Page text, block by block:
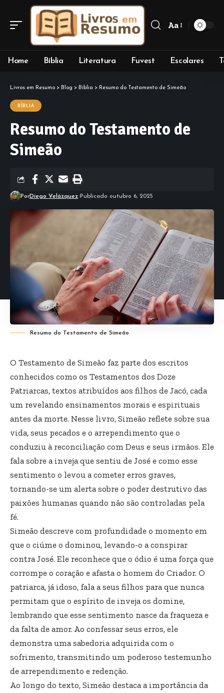
Font
Aa
Home Bíblia Literatura Fuvest Escolares
Livros em Resumo > Blog > Bíblia > Resumo do Testamento de Simeão
BÍBLIA
Resumo do Testamento de
Simeão
PorDiego Velázquez Publicado outubro 6, 2025
Resumo do Testamento de Simeão
O Testamento de Simeão faz parte dos escritos
conhecidos como os Testamentos dos Doze
Patriarcas, textos atribuídos aos filhos de Jacó, cada
um revelando ensinamentos morais e espirituais
antes da morte. Nesse livro, Simeão reflete sobre sua
vida, seus pecados e o arrependimento que o
conduziu à reconciliação com Deus e seus irmãos. Ele
fala sobre a inveja que sentiu de José e como esse
sentimento o levou a cometer erros graves,
tornando-se um alerta sobre o poder destrutivo das
paixões humanas quando não são controladas pela
fé.
Simeão descreve com profundidade o momento em
que o ciúme o dominou, levando-o a conspirar
contra José. Ele reconhece que o ódio é uma força que
corrompe o coração e afasta o homem do Criador. O
patriarca, já idoso, fala a seus filhos para que nunca
permitam que o espírito de inveja os domine,
lembrando que esse sentimento nasce da fraqueza e
da falta de amor. Ao confessar seus erros, ele
demonstra uma sabedoria adquirida com o
sofrimento, transmitindo um poderoso testemunho
de arrependimento e redenção.
Ao longo do texto, Simeão destaca a importância da